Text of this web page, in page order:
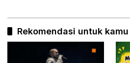
Rekomendasi untuk kamu